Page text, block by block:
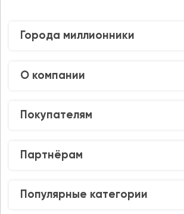
Города миллионники
О компании
Покупателям
Партнёрам
Популярные категории